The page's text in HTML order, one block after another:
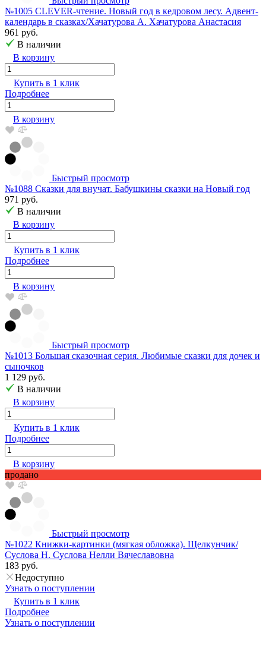
№1005 CLEVER-чтение. Новый год в кедровом лесу. Адвент-
календарь в сказках/Хачатурова А. Хачатурова Анастасия
961 руб.
В наличии
В корзину
Купить в 1 клик
Подробнее
В корзину
Быстрый просмотр
№1088 Сказки для внучат. Бабушкины сказки на Новый год
971 руб.
В наличии
В корзину
Купить в 1 клик
Подробнее
В корзину
Быстрый просмотр
№1013 Большая сказочная серия. Любимые сказки для дочек и
сыночков
1 129 руб.
В наличии
В корзину
Купить в 1 клик
Подробнее
В корзину
продано
Быстрый просмотр
№1022 Книжки-картинки (мягкая обложка). Щелкунчик/
Суслова Н. Суслова Нелли Вячеславовна
183 руб.
Недоступно
Узнать о поступлении
Купить в 1 клик
Подробнее
Узнать о поступлении